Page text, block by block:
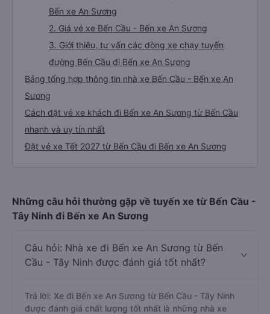
Bến xe An Sương
2. Giá vé xe Bến Cầu - Bến xe An Sương
3. Giới thiệu, tư vấn các dòng xe chạy tuyến
đường Bến Cầu đi Bến xe An Sương
Bảng tổng hợp thông tin nhà xe Bến Cầu - Bến xe An
Sương
Cách đặt vé xe khách đi Bến xe An Sương từ Bến Cầu
nhanh và uy tín nhất
Đặt vé xe Tết 2027 từ Bến Cầu đi Bến xe An Sương
Những câu hỏi thường gặp về tuyến xe từ Bến Cầu -
Tây Ninh đi Bến xe An Sương
Câu hỏi: Nhà xe đi Bến xe An Sương từ Bến
Cầu - Tây Ninh được đánh giá tốt nhất?
Trả lời: Xe đi Bến xe An Sương từ Bến Cầu - Tây Ninh
được đánh giá chất lượng tốt nhất là những nhà xe